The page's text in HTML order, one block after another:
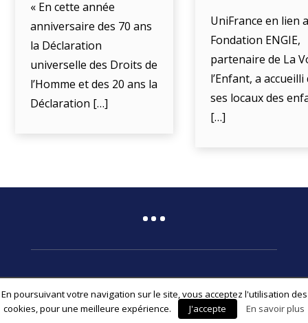
« En cette année
anniversaire des 70 ans
la Déclaration
universelle des Droits de
l’Homme et des 20 ans la
Déclaration […]
UniFrance en lien
Fondation ENGIE,
partenaire de La
l’Enfant, a accueilli
ses locaux des
[…]
© 2026 Fédération Associative La Voix de l’Enfant
En poursuivant votre navigation sur le site, vous acceptez l'utilisation des
cookies, pour une meilleure expérience.
J'accepte En savoir plus